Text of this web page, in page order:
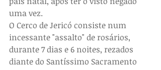
uma vez.
O Cerco de Jericó consiste num
incessante "assalto" de rosários,
durante 7 dias e 6 noites, rezados
diante do Santíssimo Sacramento